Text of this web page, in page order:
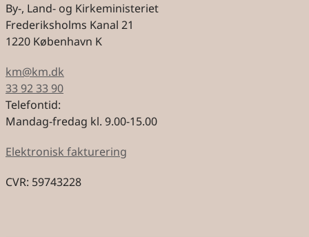
By-, Land- og Kirkeministeriet
Frederiksholms Kanal 21
1220 København K
km@km.dk
33 92 33 90
Telefontid:
Mandag-fredag kl. 9.00-15.00
Elektronisk fakturering
CVR: 59743228